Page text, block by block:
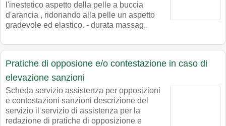
l'inestetico aspetto della pelle a buccia
d'arancia , ridonando alla pelle un aspetto
gradevole ed elastico. - durata massag..
Pratiche di opposione e/o contestazione in caso di
elevazione sanzioni
Scheda servizio assistenza per opposizioni
e contestazioni sanzioni descrizione del
servizio il servizio di assistenza per la
redazione di pratiche di opposizione e